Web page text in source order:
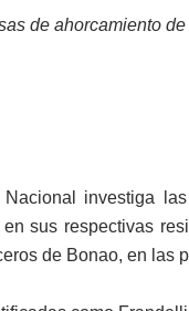
de ahorcamiento de
Nacional inves­tiga
sus respecti­vas
de Bo­nao, en las